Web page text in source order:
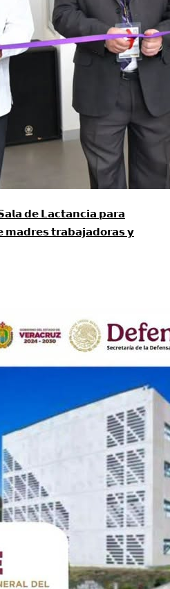
𝗱𝗲 𝗟𝗮𝗰𝘁𝗮𝗻𝗰𝗶𝗮 𝗽𝗮𝗿𝗮
𝗺𝗮𝗱𝗿𝗲𝘀 𝘁𝗿𝗮𝗯𝗮𝗷𝗮𝗱𝗼𝗿𝗮𝘀 𝘆